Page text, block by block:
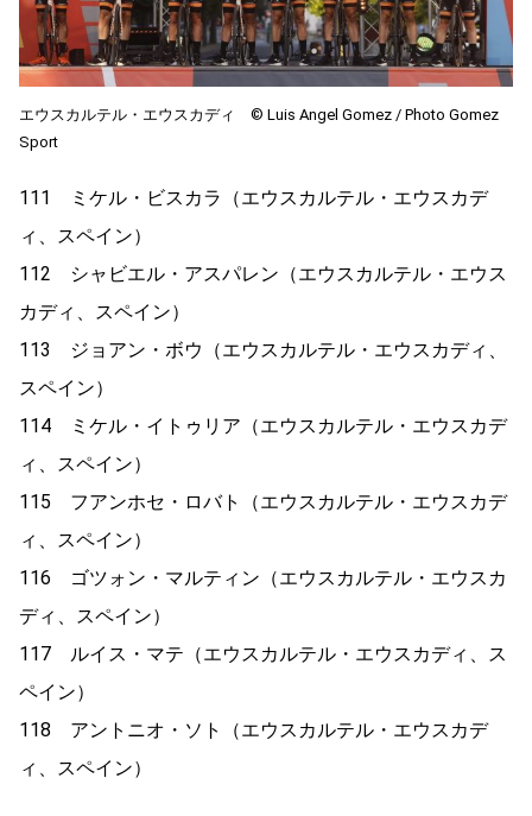
エウスカルテル・エウスカディ ©︎ Luis Angel Gomez / Photo Gomez
Sport
111 ミケル・ビスカラ（エウスカルテル・エウスカデ
ィ、スペイン）
112 シャビエル・アスパレン（エウスカルテル・エウス
カディ、スペイン）
113 ジョアン・ボウ（エウスカルテル・エウスカディ、
スペイン）
114 ミケル・イトゥリア（エウスカルテル・エウスカデ
ィ、スペイン）
115 フアンホセ・ロバト（エウスカルテル・エウスカデ
ィ、スペイン）
116 ゴツォン・マルティン（エウスカルテル・エウスカ
ディ、スペイン）
117 ルイス・マテ（エウスカルテル・エウスカディ、ス
ペイン）
118 アントニオ・ソト（エウスカルテル・エウスカデ
ィ、スペイン）